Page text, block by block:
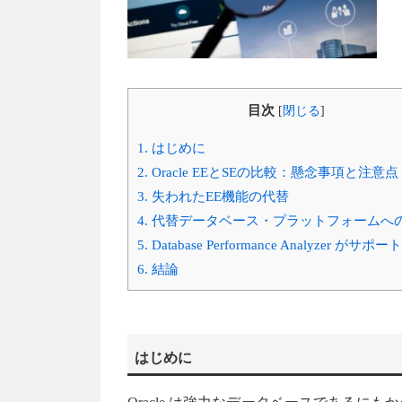
目次 [閉じる]
1. はじめに
2. Oracle EEとSEの比較：懸念事項と注意点
3. 失われたEE機能の代替
4. 代替データベース・プラットフォームへ
5. Database Performance Analyzer がサポート
6. 結論
はじめに